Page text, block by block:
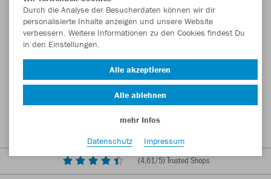
(4,61/5) Trusted Shops
Durch die Analyse der Besucherdaten können wir dir
personalisierte Inhalte anzeigen und unsere Website
verbessern. Weitere Informationen zu den Cookies findest Du
in den Einstellungen.
Alle akzeptieren
Alle ablehnen
mehr Infos
Datenschutz
Impressum